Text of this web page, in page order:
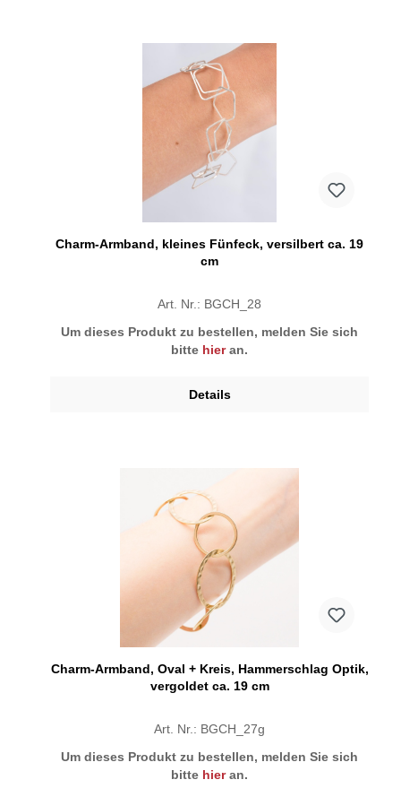
Charm-Armband, kleines Fünfeck, versilbert ca. 19
cm
Art. Nr.: BGCH_28
Um dieses Produkt zu bestellen, melden Sie sich
bitte hieran.
Details
Charm-Armband, Oval + Kreis, Hammerschlag Optik,
vergoldet ca. 19 cm
Art. Nr.: BGCH_27g
Um dieses Produkt zu bestellen, melden Sie sich
bitte hieran.